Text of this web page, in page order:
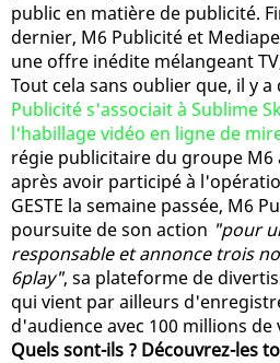
public en matière de publicité.
dernier, M6 Publicité et
une offre inédite mélangeant
Tout cela sans oublier que, il y a
Publicité s'associait à Sublime
l'habillage vidéo en ligne de
régie publicitaire du groupe M6
après avoir participé à
GESTE la semaine passée, M6
poursuite de son action "pour
responsable et annonce trois
6play", sa plateforme de
qui vient par ailleurs
d'audience avec 100 millions
Quels sont-ils ? Découvrez-les